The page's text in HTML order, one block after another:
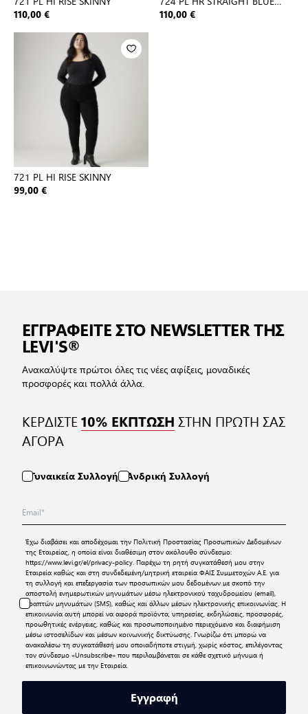
110,00 €
WAVE R
110,00 €
721 PL HI RISE SKINNY
99,00 €
ΕΓΓΡΑΦΕΙΤΕ ΣΤΟ NEWSLETTER ΤΗΣ
LEVI'S®
Ανακαλύψτε πρώτοι όλες τις νέες αφίξεις, μοναδικές
προσφορές και πολλά άλλα.
ΚΕΡΔΙΣΤΕ10% ΕΚΠΤΩΣΗ ΣΤΗΝ ΠΡΩΤΗ ΣΑΣ
ΑΓΟΡΑ
Γυναικεία Συλλογή Ανδρική Συλλογή
Έχω διαβάσει και αποδέχομαι την Πολιτική Προστασίας Προσωπικών Δεδομένων
της Εταιρείας, η οποία είναι διαθέσιμη στον ακόλουθο σύνδεσμο:
https://www.levi.gr/el/privacy-policy. Παρέχω τη ρητή συγκατάθεσή μου στην
Εταιρεία καθώς και στη συνδεδεμένη/μητρική εταιρεία ΦΑΙΣ Συμμετοχών Α.Ε. για
τη συλλογή και επεξεργασία των προσωπικών μου δεδομένων με σκοπό την
αποστολή ενημερωτικών μηνυμάτων μέσω ηλεκτρονικού ταχυδρομείου (email),
γραπτών μηνυμάτων (SMS), καθώς και άλλων μέσων ηλεκτρονικής επικοινωνίας. Η
επικοινωνία αυτή μπορεί να αφορά προϊόντα, υπηρεσίες, εκδηλώσεις, προσφορές,
προωθητικές ενέργειες, καθώς και προσωποποιημένο περιεχόμενο και διαφήμιση
μέσω ιστοσελίδων και μέσων κοινωνικής δικτύωσης. Γνωρίζω ότι μπορώ να
ανακαλέσω τη συγκατάθεσή μου οποιαδήποτε στιγμή, χωρίς κόστος, επιλέγοντας
τον σύνδεσμο «Unsubscribe» που περιλαμβάνεται σε κάθε σχετικό μήνυμα ή
επικοινωνώντας με την Εταιρεία.
Εγγραφή